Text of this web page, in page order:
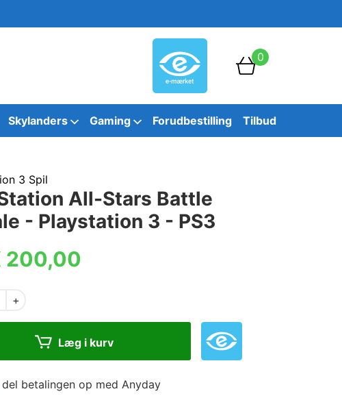
0
Skylanders Gaming Forudbestilling Tilbud
3 Spil
All-Stars Battle
- Playstation 3 - PS3
200,00
+
Læg i kurv
del betalingen op med Anyday